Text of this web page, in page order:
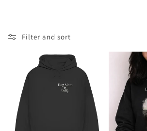
Filter and sort